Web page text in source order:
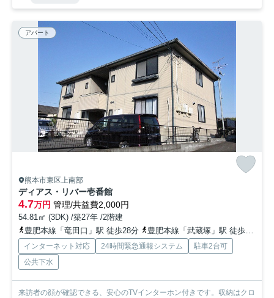
アパート
熊本市東区上南部
ディアス・リバー壱番館
4.7万円 管理/共益費2,000円
54.81㎡ (3DK) /築27年 /2階建
豊肥本線「竜田口」駅 徒歩28分
豊肥本線「武蔵塚」駅 徒歩37分車8分 3.0km
インターネット対応 24時間緊急通報システム
駐車2台可
公共下水
来訪者の顔が確認できる、安心のTVインターホン付きです。収納はクロ